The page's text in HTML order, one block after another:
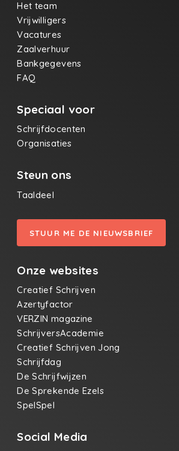
Het team
Vrijwilligers
Vacatures
Zaalverhuur
Bankgegevens
FAQ
Speciaal voor
Schrijfdocenten
Organisaties
Steun ons
Taaldeel
STUUR ME DE NIEUWSBRIEF
Onze websites
Creatief Schrijven
Azertyfactor
VERZIN magazine
SchrijversAcademie
Creatief Schrijven Jong
Schrijfdag
De Schrijfwijzen
De Sprekende Ezels
SpelSpel
Social Media